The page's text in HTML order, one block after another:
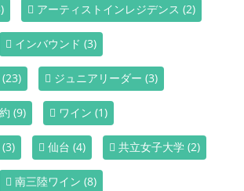
アーティストインレジデンス (2)
インバウンド (3)
(23) ジュニアリーダー (3)
(9) ワイン (1)
(3) 仙台 (4) 共立女子大学 (2)
南三陸ワイン (8)